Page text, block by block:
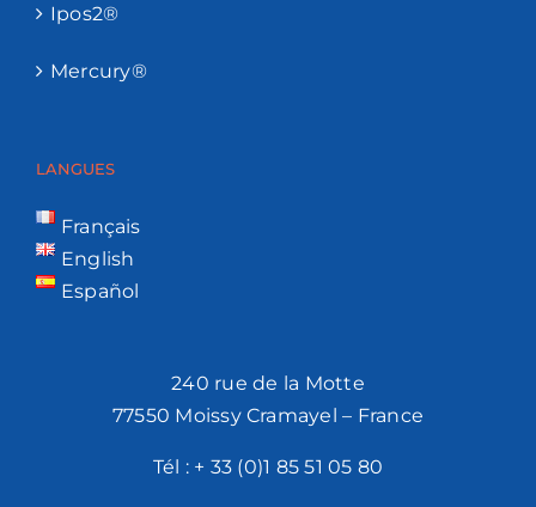
Ipos2®
Mercury®
LANGUES
Français
English
Español
240 rue de la Motte
77550 Moissy Cramayel – France
Tél : + 33 (0)1 85 51 05 80